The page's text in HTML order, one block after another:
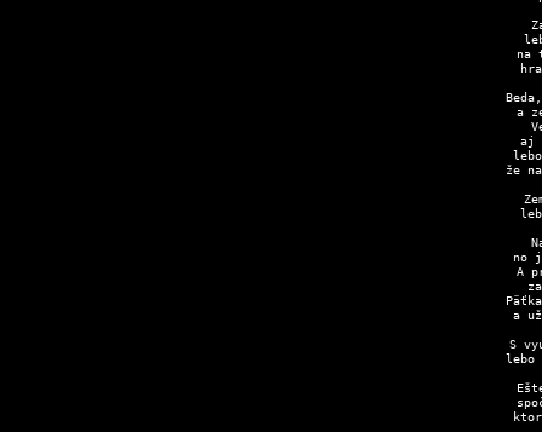
na
a
aj
že
no
A
a
S
lebo